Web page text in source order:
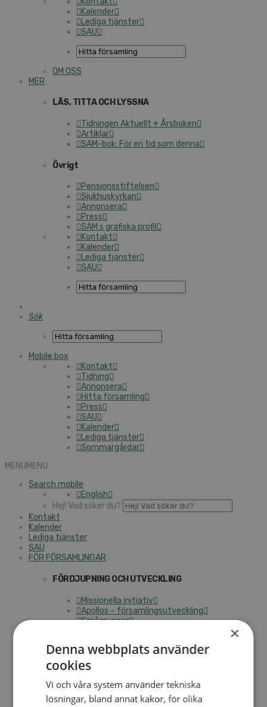
Kalender
Lediga tjänster
SAU
OM OSS
MER
LÄS, TITTA OCH LYSSNA
Tidningen Aktuellt + Årsboken
Artiklar
SAM-bok: För en tid som denna
Övrigt
Pensionsstiftelsen
Sjukhuskyrkan
Annonsera
Press
SAM:s grafiska profil
Kontakt
Kalender
Lediga tjänster
SAU
Sök
Mobile box
Kontakt
Tidning
Annonsera
Hitta församling
Press
SAU
Kalender
Lediga tjänster
Sommargårdar
MENUMENU
Search mobile
English
Hej! Vad söker du?
Kontakt
Kalender
Lediga tjänster
SAU
FÖR FÖRSAMLINGAR
FÖRDJUPNING OCH UTVECKLING
Missionella initiativ
Apollos – församlingsutveckling
Smågrupper
Vänförsamling
Integrationsarbete
För barns bästa – överallt
Missionsinspiratörens verktygslåda
PRAKTISKT
×
Denna webbplats använder
cookies
Vi och våra system använder tekniska
lösningar, bland annat kakor, för olika